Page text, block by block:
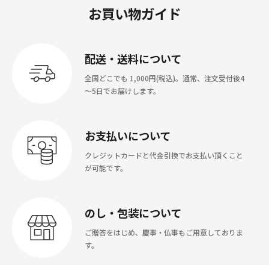
お買い物ガイド
配送・送料について
全国どこでも 1,000円(税込)。通常、注文受付後4
～5日でお届けします。
お支払いについて
クレジットカードと代金引換でお支払い頂くこと
が可能です。
のし・包装について
ご贈答をはじめ、慶事・仏事もご用意しておりま
す。